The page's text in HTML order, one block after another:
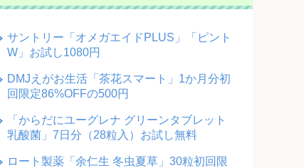
サントリー「オメガエイドPLUS」「ピント
W」お試し1080円
DMJえがお生活「茶花スマート」1か月分初
回限定86%OFFの500円
「からだにユーグレナ グリーンタブレット
乳酸菌」7日分（28粒入）お試し無料
ロート製薬「余仁生 冬虫夏草」30粒初回限